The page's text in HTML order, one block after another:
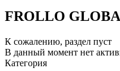
FROLLO
К сожалению, раздел пуст
В данный момент нет
Категория